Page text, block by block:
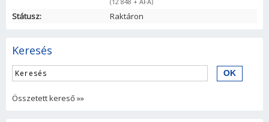
Státusz: Raktáron
Keresés
Összetett kereső »»